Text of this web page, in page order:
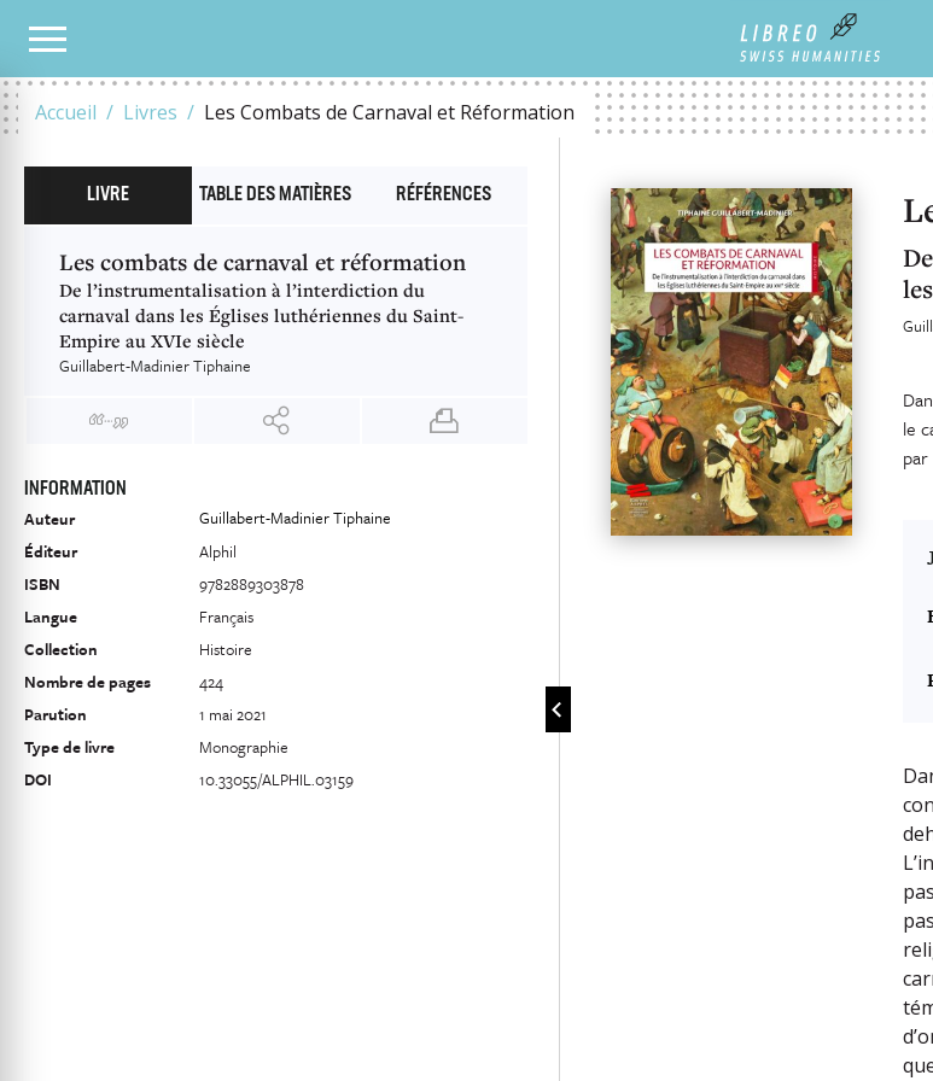
Accueil Livres Les Combats de Carnaval et Réformation
NOTRE CATALOGUE
le
LIVRE TABLE DES MATIÈRES RÉFÉRENCES
Les combats de carnaval et réformation
De l’instrumentalisation à l’interdiction du
carnaval dans les Églises luthériennes du Saint-
Empire au XVIe siècle
Guillabert-Madinier Tiphaine
INFORMATION
Auteur
Guillabert-Madinier Tiphaine
Éditeur
Alphil
ISBN
9782889303878
Langue
Français
Collection
Histoire
Nombre de pages
424
Parution
1 mai 2021
Type de livre
Monographie
DOI
10.33055/ALPHIL.03159